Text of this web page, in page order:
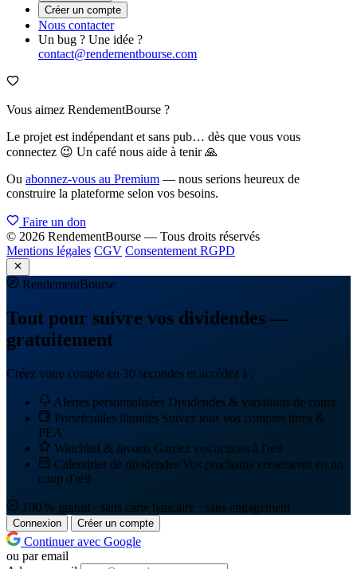
Créer un compte
Nous contacter
Un bug ? Une idée ?
contact@rendementbourse.com
Vous aimez RendementBourse ?
Le projet est indépendant et sans pub… dès que vous vous
connectez 😉 Un café nous aide à tenir 🙏
Ou abonnez-vous au Premium — nous serions heureux de
construire la plateforme selon vos besoins.
Faire un don
© 2026 RendementBourse — Tous droits réservés
Mentions légales CGV Consentement RGPD
RendementBourse
Tout pour suivre vos dividendes —
gratuitement
Créez votre compte en 30 secondes et accédez à :
Alertes personnalisées Dividendes & variations de cours
Portefeuilles illimités Suivez tous vos comptes titres &
PEA
Watchlist & favoris Gardez vos actions à l'œil
Calendrier de dividendes Vos prochains versements en un
coup d'œil
100 % gratuit · sans carte bancaire · sans engagement
Connexion Créer un compte
Continuer avec Google
ou par email